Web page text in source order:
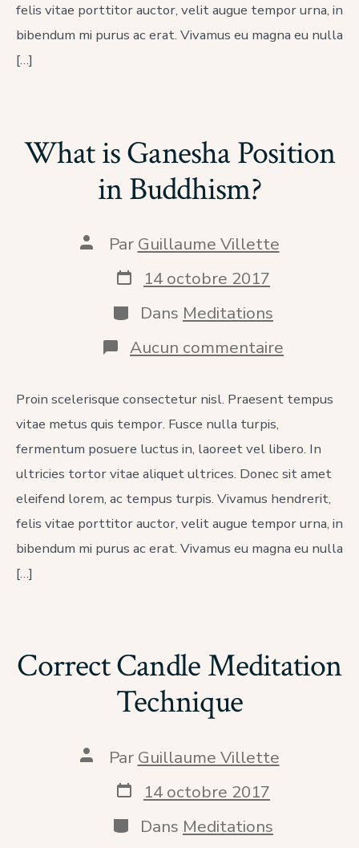
felis vitae porttitor auctor, velit augue tempor urna, in
bibendum mi purus ac erat. Vivamus eu magna eu nulla
[…]
What is Ganesha Position
in Buddhism?
Auteur
publication
Par Guillaume Villette
Date
de
publication
14 octobre 2017
Catégories
Dans Meditations
Aucun commentaire
What
Ganesha
Position
Proin scelerisque consectetur nisl. Praesent tempus
vitae metus quis tempor. Fusce nulla turpis,
fermentum posuere luctus in, laoreet vel libero. In
ultricies tortor vitae aliquet ultrices. Donec sit amet
eleifend lorem, ac tempus turpis. Vivamus hendrerit,
felis vitae porttitor auctor, velit augue tempor urna, in
bibendum mi purus ac erat. Vivamus eu magna eu nulla
[…]
Correct Candle Meditation
Technique
Auteur
publication
Par Guillaume Villette
Date
de
publication
14 octobre 2017
Catégories
Dans Meditations